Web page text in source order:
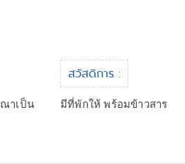
าเป็น
สวัสดิการ :
มีที่พักให้ พร้อมข้าวสาร